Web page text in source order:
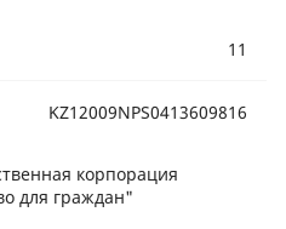
11
KZ12009NPS0413609816
корпорация
для граждан"